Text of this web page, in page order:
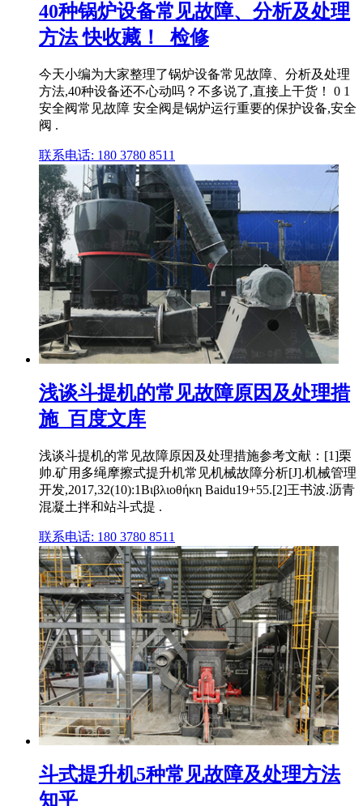
40种锅炉设备常见故障、分析及处理
方法 快收藏！_检修
今天小编为大家整理了锅炉设备常见故障、分析及处理
方法,40种设备还不心动吗？不多说了,直接上干货！ 0 1
安全阀常见故障 安全阀是锅炉运行重要的保护设备,安全
阀 .
联系电话: 180 3780 8511
浅谈斗提机的常见故障原因及处理措
施_百度文库
浅谈斗提机的常见故障原因及处理措施参考文献：[1]栗
帅.矿用多绳摩擦式提升机常见机械故障分析[J].机械管理
开发,2017,32(10):1Βιβλιοθήκη Baidu19+55.[2]王书波.沥青
混凝土拌和站斗式提 .
联系电话: 180 3780 8511
斗式提升机5种常见故障及处理方法
知乎